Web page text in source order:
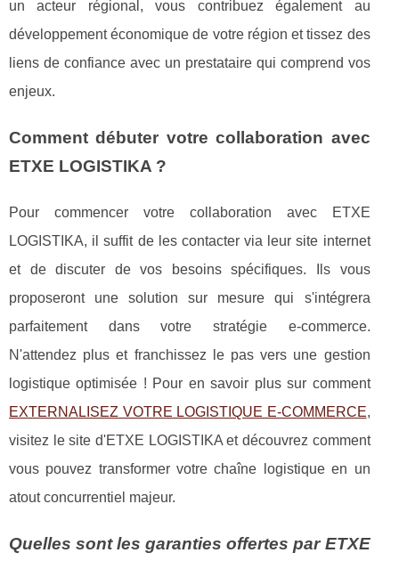
un acteur régional, vous contribuez également au
développement économique de votre région et tissez des
liens de confiance avec un prestataire qui comprend vos
enjeux.
Comment débuter votre collaboration avec
ETXE LOGISTIKA ?
Pour commencer votre collaboration avec ETXE
LOGISTIKA, il suffit de les contacter via leur site internet
et de discuter de vos besoins spécifiques. Ils vous
proposeront une solution sur mesure qui s'intégrera
parfaitement dans votre stratégie e-commerce.
N'attendez plus et franchissez le pas vers une gestion
logistique optimisée ! Pour en savoir plus sur comment
EXTERNALISEZ VOTRE LOGISTIQUE E-COMMERCE,
visitez le site d'ETXE LOGISTIKA et découvrez comment
vous pouvez transformer votre chaîne logistique en un
atout concurrentiel majeur.
Quelles sont les garanties offertes par ETXE